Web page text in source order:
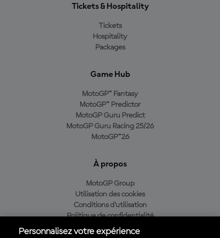
Tickets & Hospitality
Tickets
Hospitality
Packages
Game Hub
MotoGP™ Fantasy
MotoGP™ Predictor
MotoGP Guru Predict
MotoGP Guru Racing 25/26
MotoGP™26
À propos
MotoGP Group
Utilisation des cookies
Conditions d'utilisation
Politique de confidentialité
Politique d’achat
Personnalisez votre expérience